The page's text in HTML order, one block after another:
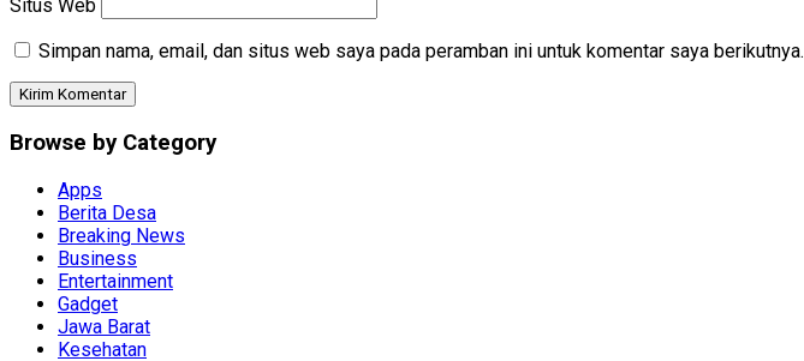
Situs Web
Simpan nama, email, dan situs web saya pada peramban ini untuk komentar saya berikutnya.
Browse by Category
Apps
Berita Desa
Breaking News
Business
Entertainment
Gadget
Jawa Barat
Kesehatan